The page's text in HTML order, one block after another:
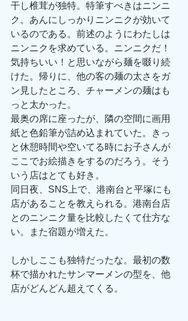
干し椎茸が独特。特筆すべきはニンニ
ク。あんにしっかりニンニクが効いて
いるのである。前述のようにわたしは
ニンニクを求めている。ニンニクだ！
気持ちいい！と思いながら麺を啜り続
けた。帰りに、他の客の麺の太さをガ
ン見したところ、チャーメンの麺はも
っと太かった。
最奥の席に座ったが、隣の空間に画用
紙と色鉛筆が詰め込まれていた。きっ
と休憩時間や空いてる時にお子さんが
ここでお絵描きをするのだろう。そう
いう店はとても好き。
同日夜、SNS上で、港南台と平塚にも
店があることを教えられる。港南台店
とのニンニク量を比較したくて仕方な
い。また宿題が増えた。
しかしここも独特だったな。最初の数
杯で描かれたサンマーメンの型を、他
店がどんどん超えてくる。